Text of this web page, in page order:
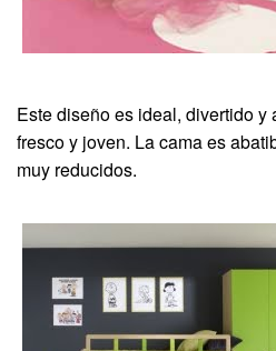
Este diseño es ideal, divertido y
fresco y joven. La cama es
muy reducidos.